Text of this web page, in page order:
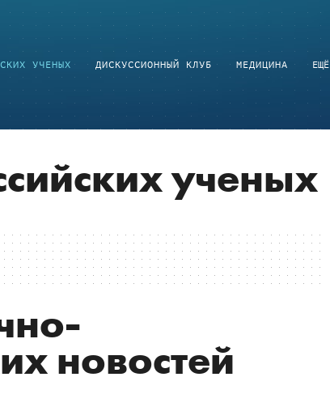
ЕЩЁ
УЧЕНЫХ ДИСКУССИОННЫЙ КЛУБ МЕДИЦИНА
ученых
новостей